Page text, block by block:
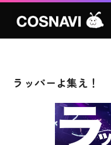
コスプレイベント
モデル撮影会
ラッパーよ集え！